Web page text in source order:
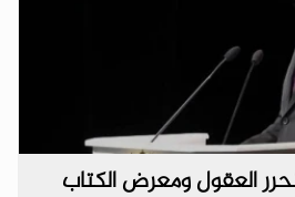
العقول ومعرض الكتاب